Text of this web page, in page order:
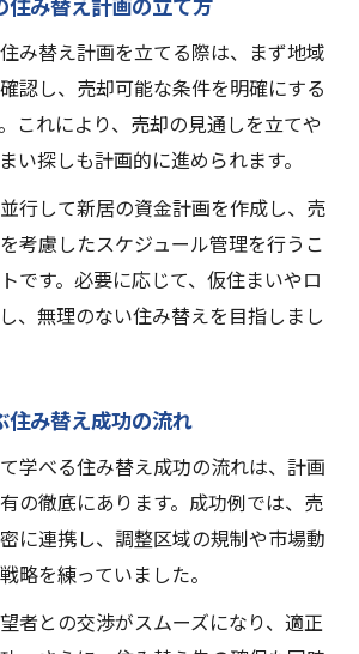
み替え計画を立てる際は、まず地域
認し、売却可能な条件を明確にする
これにより、売却の見通しを立てや
い探しも計画的に進められます。
行して新居の資金計画を作成し、売
考慮したスケジュール管理を行うこ
です。必要に応じて、仮住まいやロ
、無理のない住み替えを目指しまし
住み替え成功の流れ
学べる住み替え成功の流れは、計画
の徹底にあります。成功例では、売
に連携し、調整区域の規制や市場動
略を練っていました。
者との交渉がスムーズになり、適正